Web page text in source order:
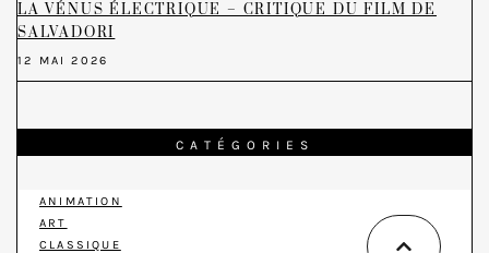
LA VÉNUS ÉLECTRIQUE – CRITIQUE DU FILM DE
SALVADORI
12 MAI 2026
CATÉGORIES
ANIMATION
ART
CLASSIQUE